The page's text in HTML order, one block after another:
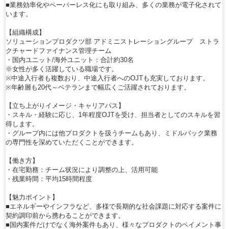
■業務効率化やペーパーレス化にも取り組み、多くの業務が電子化されて
います。
【組織構成】
ソリューションプロダクツ部 アドミニストレーショングループ ストラ
クチャードファイナンス管理チーム
・国内ユニット/海外ユニット：合計約30名
※女性が多く活躍している職場です。
※中途入行者も複数おり、中途入行者へのOJTも充実しております。
※年齢層も20代～ベテランまで幅広くご活躍されております。
【立ち上がりイメージ・キャリアパス】
・スキル・経験に応じ、1年程度OJTを受け、担当者としてのスキルを習
得します。
・グループ内には他プロダクトを扱うチームもあり、ミドルバック業務
の専門性を深めていただくことができます。
【働き方】
・在宅勤務：チーム状況により調整の上、活用可能
・残業時間：平均15時間程度
【魅力ポイント】
■エネルギーやインフラなど、多様で長期的な社会課題に対応する案件に
契約調印前から携わることができます。
■国内案件だけでなく海外案件もあり、様々なプロダクトのペイメント事